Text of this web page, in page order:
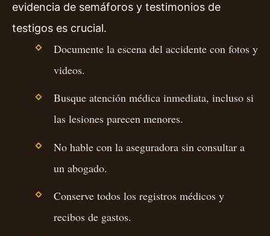
evidencia de semáforos y testimonios de
testigos es crucial.
Documente la escena del accidente con fotos y
videos.
Busque atención médica inmediata, incluso si
las lesiones parecen menores.
No hable con la aseguradora sin consultar a
un abogado.
Conserve todos los registros médicos y
recibos de gastos.